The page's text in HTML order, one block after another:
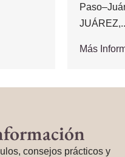
Más
consejos prácticos y